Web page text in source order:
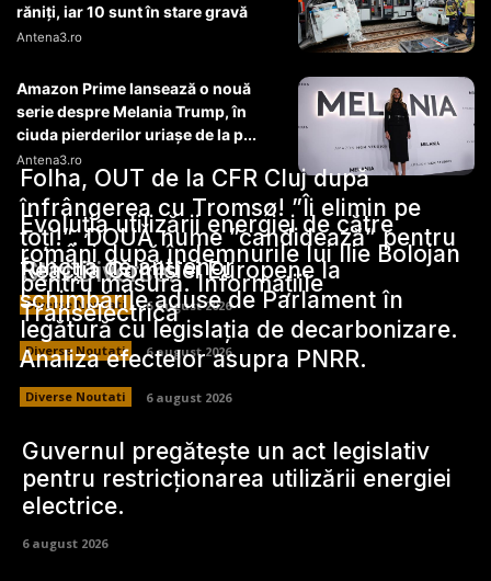
răniți, iar 10 sunt în stare gravă
Antena3.ro
Amazon Prime lansează o nouă
serie despre Melania Trump, în
ciuda pierderilor uriașe de la p...
Antena3.ro
Stiri Diverse:
Folha, OUT de la CFR Cluj după
înfrângerea cu Tromsø! ”Îi elimin pe
toți!”. DOUĂ nume ”candidează” pentru
funcția de antrenor
Diverse Noutati 6 august 2026
Evoluția utilizării energiei de către
români după îndemnurile lui Ilie Bolojan
pentru măsură. Informațiile
Transelectrica
Diverse Noutati 6 august 2026
Reacția Comisiei Europene la
schimbările aduse de Parlament în
legătură cu legislația de decarbonizare.
Analiza efectelor asupra PNRR.
Diverse Noutati 6 august 2026
Guvernul pregătește un act legislativ
pentru restricționarea utilizării energiei
electrice.
6 august 2026